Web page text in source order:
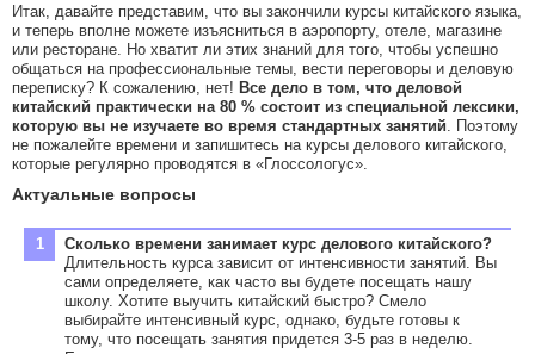
Итак, давайте представим, что вы закончили курсы китайского языка,
и теперь вполне можете изъясниться в аэропорту, отеле, магазине
или ресторане. Но хватит ли этих знаний для того, чтобы успешно
общаться на профессиональные темы, вести переговоры и деловую
переписку? К сожалению, нет! Все дело в том, что деловой
китайский практически на 80 % состоит из специальной лексики,
которую вы не изучаете во время стандартных занятий . Поэтому
не пожалейте времени и запишитесь на курсы делового китайского,
которые регулярно проводятся в «Глоссологус».
Актуальные вопросы
Сколько времени занимает курс делового китайского?
Длительность курса зависит от интенсивности занятий. Вы
сами определяете, как часто вы будете посещать нашу
школу. Хотите выучить китайский быстро? Смело
выбирайте интенсивный курс, однако, будьте готовы к
тому, что посещать занятия придется 3-5 раз в неделю.